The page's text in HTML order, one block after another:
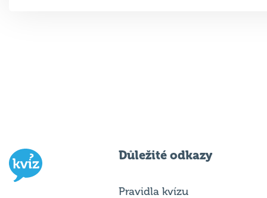
Důležité odkazy
Pravidla kvízu